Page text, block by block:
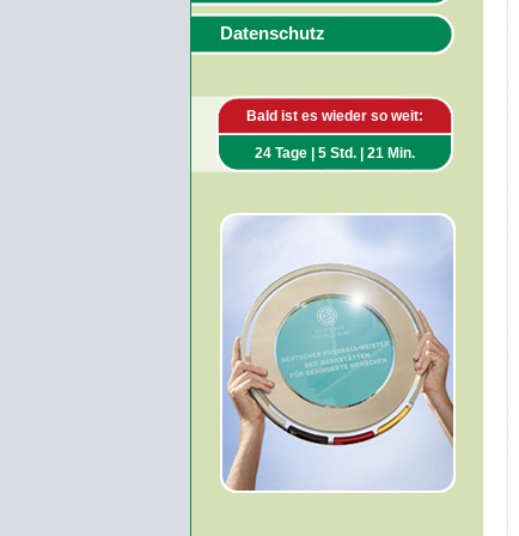
Datenschutz
Bald ist es wieder so weit:
24 Tage | 5 Std. | 21 Min.